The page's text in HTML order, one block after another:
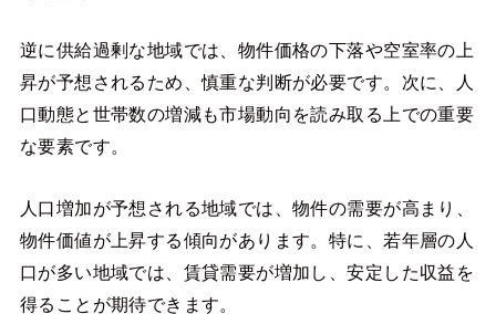
逆に供給過剰な地域では、物件価格の下落や空室率の上
昇が予想されるため、慎重な判断が必要です。次に、人
口動態と世帯数の増減も市場動向を読み取る上での重要
な要素です。
人口増加が予想される地域では、物件の需要が高まり、
物件価値が上昇する傾向があります。特に、若年層の人
口が多い地域では、賃貸需要が増加し、安定した収益を
得ることが期待できます。